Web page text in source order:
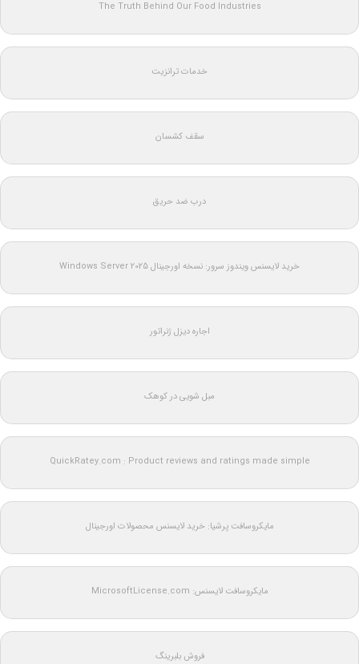
The Truth Behind Our Food Industries
خدمات ترانزیت
سقف کشسان
درب ضد حریق
خرید لایسنس ویندوز سرور: نسخه اورجینال Windows Server 2025
اجاره دیزل ژنراتور
مبل شویی در کوهک
QuickRatey.com : Product reviews and ratings made simple
مایکروسافت پرشیا: خرید لایسنس محصولات اورجینال
مایکروسافت لایسنس: MicrosoftLicense.com
فروش بلبرینگ